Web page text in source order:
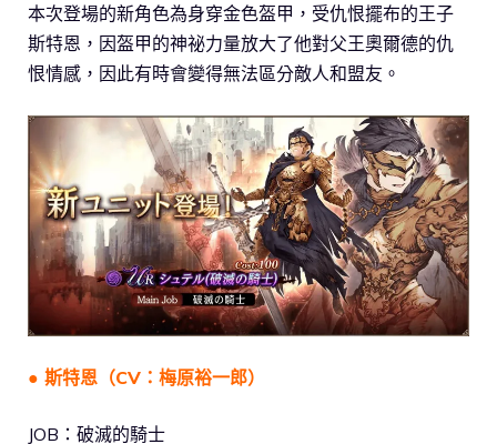
本次登場的新角色為身穿金色盔甲，受仇恨擺布的王子
斯特恩，因盔甲的神祕力量放大了他對父王奧爾德的仇
恨情感，因此有時會變得無法區分敵人和盟友。
● 斯特恩（CV：梅原裕一郎）
JOB：破滅的騎士